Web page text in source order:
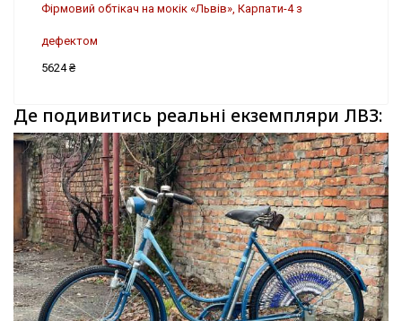
Фірмовий обтікач на мокік «Львів», Карпати-4 з
дефектом
5624 ₴
Де подивитись реальні екземпляри ЛВЗ: